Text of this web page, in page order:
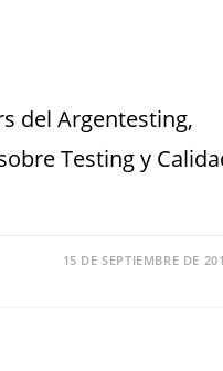
del Argentesting,
Testing y
15 DE SEPTIEMBRE DE